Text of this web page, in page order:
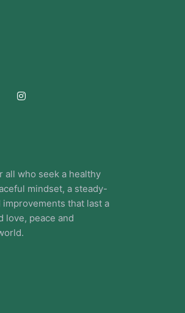
all who seek a healthy
mindset, a steady-
that last a
love, peace and